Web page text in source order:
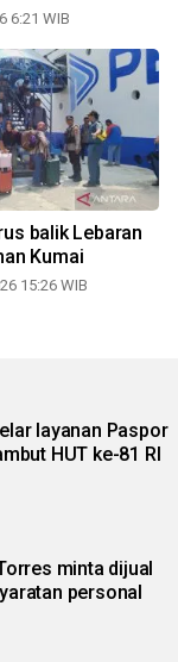
6:21 WIB
balik Lebaran
Kumai
15:26 WIB
layanan Paspor
HUT ke-81 RI
minta dijual
personal